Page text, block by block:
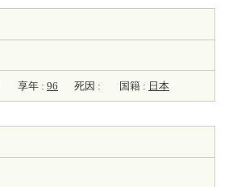
享年 : 96 死因 : 国籍 : 日本